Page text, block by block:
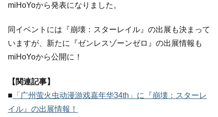
miHoYoから発表になりました。
同イベントには『崩壊：スターレイル』の出展も決まって
いますが、新たに『ゼンレスゾーンゼロ』の出展情報も
miHoYoから公開に！
【関連記事】
■ 「广州萤火虫动漫游戏嘉年华34th」に『崩壊：スターレ
イル』の出展情報！